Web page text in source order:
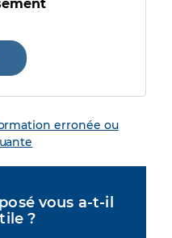
erronée ou
vous a-t-il
?